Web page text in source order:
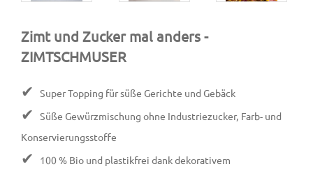
Zimt und Zucker mal anders -
ZIMTSCHMUSER
✔ Super Topping für süße Gerichte und Gebäck
✔ Süße Gewürzmischung ohne Industriezucker, Farb- und
Konservierungsstoffe
✔
100 % Bio und plastikfrei dank dekorativem